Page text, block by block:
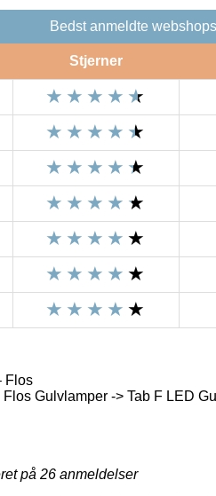
Bedst anmeldte webshops
Stjerner
Flos
Flos Gulvlamper -> Tab F LED
på 26 anmeldelser